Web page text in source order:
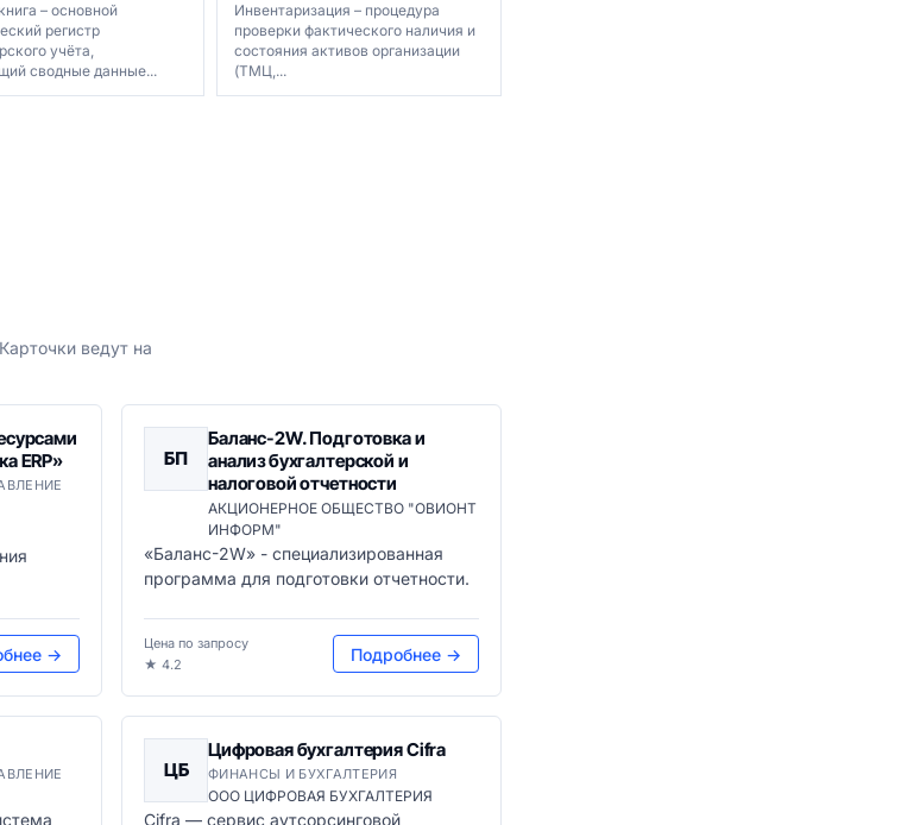
– основной
регистр
учёта,
сводные данные...
Инвентаризация – процедура
проверки фактического наличия и
состояния активов организации
(ТМЦ,...
ведут на
ERP»
→
БП
Баланс-2W. Подготовка и
анализ бухгалтерской и
налоговой отчетности
АКЦИОНЕРНОЕ ОБЩЕСТВО "ОВИОНТ
ИНФОРМ"
«Баланс-2W» - специализированная
программа для подготовки отчетности.
Цена по запросу
★ 4.2
Подробнее →
ЦБ
Цифровая бухгалтерия Cifra
ФИНАНСЫ И БУХГАЛТЕРИЯ
ООО ЦИФРОВАЯ БУХГАЛТЕРИЯ
Cifra — сервис аутсорсинговой